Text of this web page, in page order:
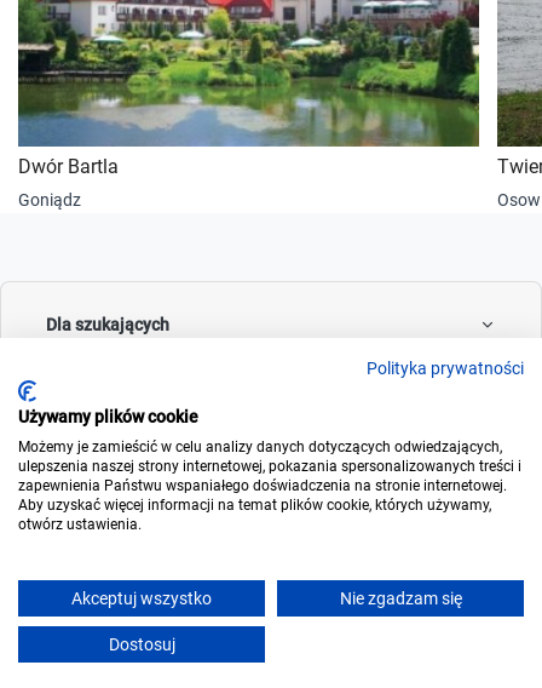
Dwór Bartla
Goniądz
Dla szukających
Dla wynajmujących
© 2006-2026Noclegowo.pl
Polityka prywatności
Używamy plików cookie
Możemy je zamieścić w celu analizy danych dotyczących odwiedzających,
ulepszenia naszej strony internetowej, pokazania spersonalizowanych treści i
zapewnienia Państwu wspaniałego doświadczenia na stronie internetowej.
Aby uzyskać więcej informacji na temat plików cookie, których używamy,
otwórz ustawienia.
Akceptuj wszystko Nie zgadzam się
Dostosuj